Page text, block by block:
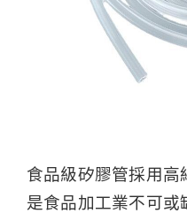
食品級矽膠管採用高
是食品加工業不可或